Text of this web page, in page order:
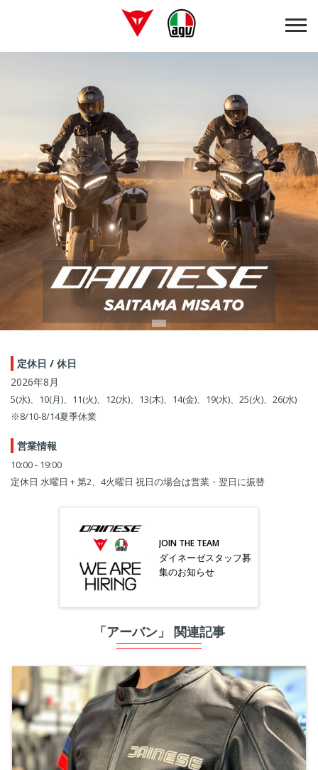
定休日 / 休日
2026年8月
5(水)、10(月)、11(火)、12(水)、13(木)、14(金)、19(水)、25(火)、26(水)
※8/10-8/14夏季休業
営業情報
10:00 - 19:00
定休日 水曜日 + 第2、4火曜日 祝日の場合は営業・翌日に振替
JOIN THE TEAM
ダイネーゼスタッフ募
集のお知らせ
「アーバン」 関連記事